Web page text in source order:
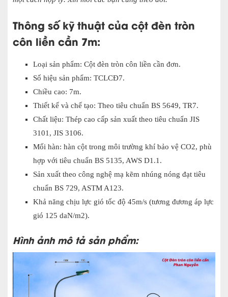
Thông số kỹ thuật của cột đèn tròn
côn liền cần 7m:
Loại sản phẩm: Cột đèn tròn côn liền cần đơn.
Số hiệu sản phẩm: TCLCĐ7.
Chiều cao: 7m.
Thiết kế và chế tạo: Theo tiêu chuẩn BS 5649, TR7.
Chất liệu: Thép cao cấp sản xuất theo tiêu chuẩn JIS
3101, JIS 3106.
Mối hàn: hàn cột trong môi trường khí bảo vệ CO2, phù
hợp với tiêu chuẩn BS 5135, AWS D1.1.
Sản xuất theo công nghệ mạ kẽm nhúng nóng đạt tiêu
chuẩn BS 729, ASTM A123.
Khả năng chịu lực gió tốc độ 45m/s (tương đương áp lực
gió 125 daN/m2).
Hình ảnh mô tả sản phẩm: